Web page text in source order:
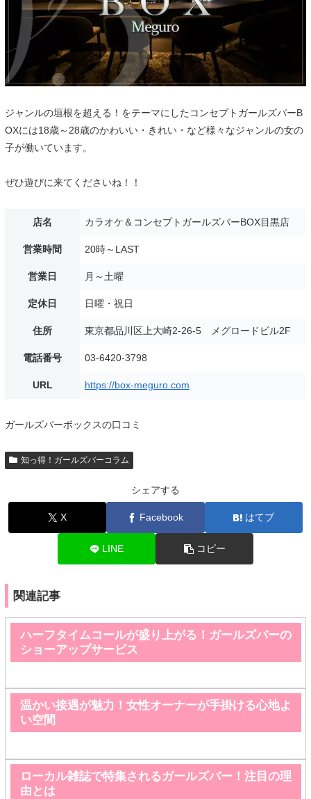
ジャンルの垣根を超える！をテーマにしたコンセプトガールズバーB
OXには18歳～28歳のかわいい・きれい・など様々なジャンルの女の
子が働いています。
ぜひ遊びに来てくださいね！！
店名 カラオケ＆コンセプトガールズバーBOX目黒店
営業時間 20時～LAST
営業日 月～土曜
定休日 日曜・祝日
住所 東京都品川区上大崎2-26-5 メグロードビル2F
電話番号 03-6420-3798
URL https://box-meguro.com
ガールズバーボックスの口コミ
知っ得！ガールズバーコラム
シェアする
X Facebook はてブ
LINE コピー
関連記事
ハーフタイムコールが盛り上がる！ガールズバーの
ショーアップサービス
温かい接遇が魅力！女性オーナーが手掛ける心地よ
い空間
ローカル雑誌で特集されるガールズバー！注目の理
由とは